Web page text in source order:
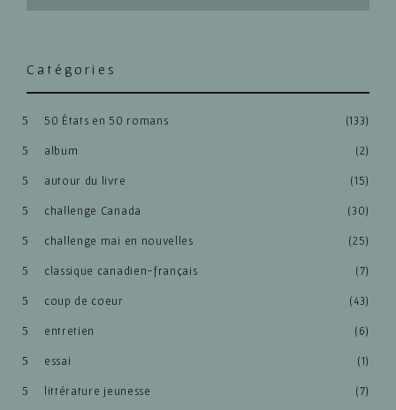
Catégories
50 États en 50 romans (133)
album (2)
autour du livre (15)
challenge Canada (30)
challenge mai en nouvelles (25)
classique canadien-français (7)
coup de coeur (43)
entretien (6)
essai (1)
littérature jeunesse (7)